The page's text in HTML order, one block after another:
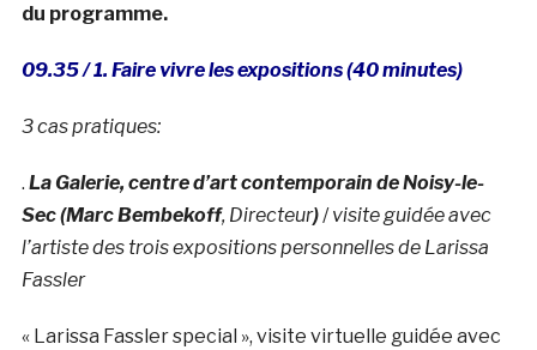
du programme.
09.35 / 1. Faire vivre les expositions(40 minutes)
3 cas pratiques:
. La Galerie, centre d’art contemporain de Noisy-le-
Sec (Marc Bembekoff, Directeur) /visite guidée avec
l’artiste des trois expositions personnelles de Larissa
Fassler
« Larissa Fassler special », visite virtuelle guidée avec